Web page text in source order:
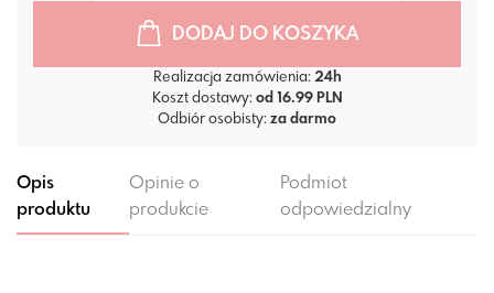
DODAJ DO KOSZYKA
Realizacja zamówienia: 24h
Koszt dostawy: od 16.99 PLN
Odbiór osobisty: za darmo
Opis
produktu
Opinie o
produkcie
Podmiot
odpowiedzialny